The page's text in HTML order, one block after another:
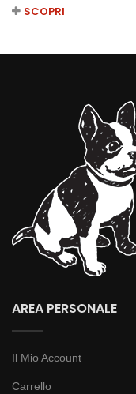
SCOPRI
AREA PERSONALE
Il Mio Account
Carrello